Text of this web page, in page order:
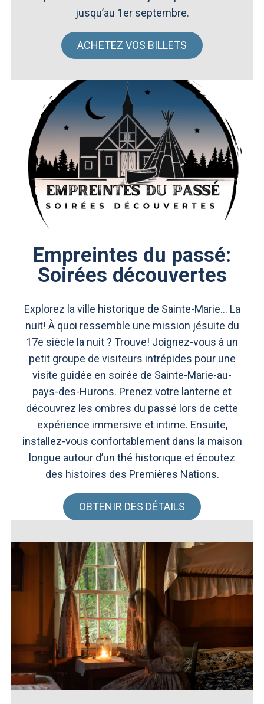
jusqu’au 1er septembre.
ACHETEZ VOS BILLETS
Empreintes du passé:
Soirées découvertes
Explorez la ville historique de Sainte-Marie… La
nuit! À quoi ressemble une mission jésuite du
17e siècle la nuit ? Trouve! Joignez-vous à un
petit groupe de visiteurs intrépides pour une
visite guidée en soirée de Sainte-Marie-au-
pays-des-Hurons. Prenez votre lanterne et
découvrez les ombres du passé lors de cette
expérience immersive et intime. Ensuite,
installez-vous confortablement dans la maison
longue autour d’un thé historique et écoutez
des histoires des Premières Nations.
OBTENIR DES DÉTAILS